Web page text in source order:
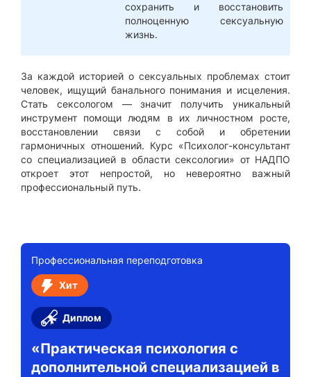
сохранить и восстановить
полноценную сексуальную
жизнь.
За каждой историей о сексуальных проблемах стоит
человек, ищущий банального понимания и исцеления.
Стать сексологом — значит получить уникальный
инструмент помощи людям в их личностном росте,
восстановлении связи с собой и обретении
гармоничных отношений. Курс «Психолог-консультант
со специализацией в области сексологии» от НАДПО
откроет этот непростой, но невероятно важный
профессиональный путь.
Профессиональная переподготовка
Хит
Диплом
«Практическая психология с
дополнительной специализацией в